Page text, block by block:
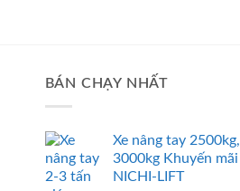
BÁN CHẠY NHẤT
Xe nâng tay 2500kg,
3000kg Khuyến mãi
NICHI-LIFT